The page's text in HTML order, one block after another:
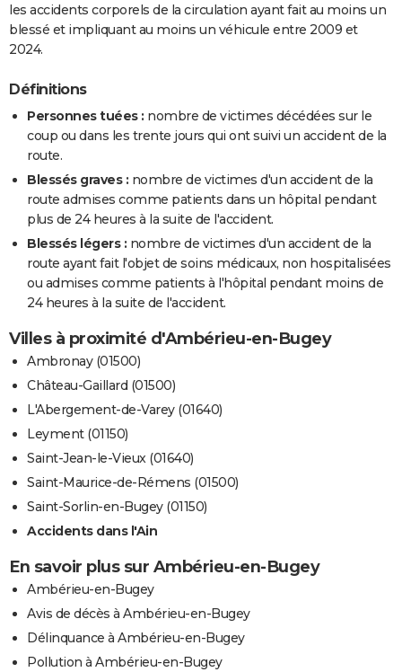
les accidents corporels de la circulation ayant fait au moins un
blessé et impliquant au moins un véhicule entre 2009 et
2024.
Définitions
Personnes tuées : nombre de victimes décédées sur le
coup ou dans les trente jours qui ont suivi un accident de la
route.
Blessés graves : nombre de victimes d'un accident de la
route admises comme patients dans un hôpital pendant
plus de 24 heures à la suite de l'accident.
Blessés légers : nombre de victimes d'un accident de la
route ayant fait l'objet de soins médicaux, non hospitalisées
ou admises comme patients à l'hôpital pendant moins de
24 heures à la suite de l'accident.
Villes à proximité d'Ambérieu-en-Bugey
Ambronay (01500)
Château-Gaillard (01500)
L'Abergement-de-Varey (01640)
Leyment (01150)
Saint-Jean-le-Vieux (01640)
Saint-Maurice-de-Rémens (01500)
Saint-Sorlin-en-Bugey (01150)
Accidents dans l'Ain
En savoir plus sur Ambérieu-en-Bugey
Ambérieu-en-Bugey
Avis de décès à Ambérieu-en-Bugey
Délinquance à Ambérieu-en-Bugey
Pollution à Ambérieu-en-Bugey